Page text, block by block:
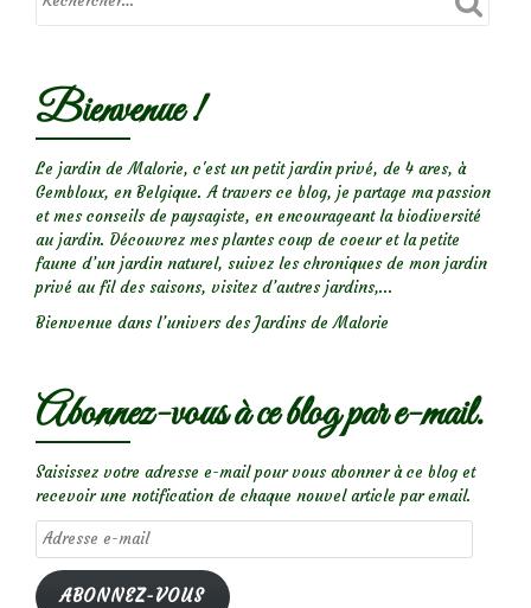
Bienvenue !
Le jardin de Malorie, c'est un petit jardin privé, de 4 ares, à
Gembloux, en Belgique. A travers ce blog, je partage ma passion
et mes conseils de paysagiste, en encourageant la biodiversité
au jardin. Découvrez mes plantes coup de coeur et la petite
faune d’un jardin naturel, suivez les chroniques de mon jardin
privé au fil des saisons, visitez d’autres jardins,...
Bienvenue dans l’univers des Jardins de Malorie
Abonnez-vous à ce blog par e-mail.
Saisissez votre adresse e-mail pour vous abonner à ce blog et
recevoir une notification de chaque nouvel article par email.
Adresse
e-
mail
ABONNEZ-VOUS